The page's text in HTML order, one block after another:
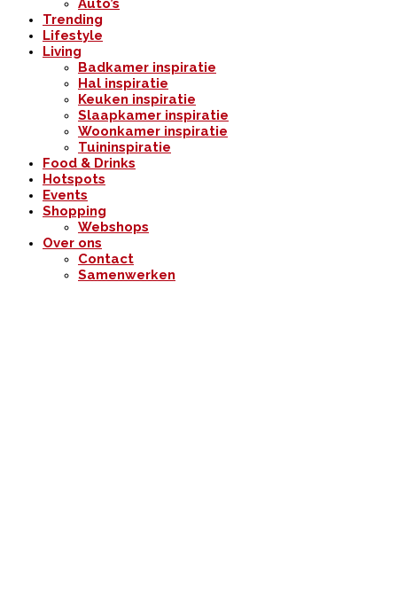
Auto’s
Trending
Lifestyle
Living
Badkamer inspiratie
Hal inspiratie
Keuken inspiratie
Slaapkamer inspiratie
Woonkamer inspiratie
Tuininspiratie
Food & Drinks
Hotspots
Events
Shopping
Webshops
Over ons
Contact
Samenwerken